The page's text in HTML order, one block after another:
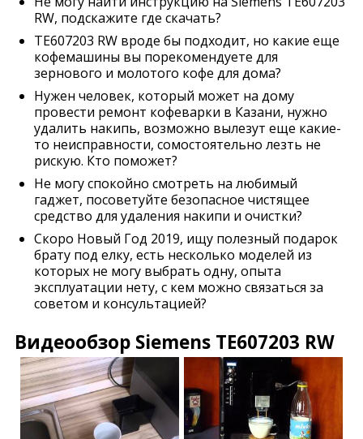
RW, подскажите где скачать?
TE607203 RW вроде бы подходит, но какие еще
кофемашины вы порекомендуете для
зернового и молотого кофе для дома?
Нужен человек, который может на дому
провести ремонт кофеварки в Казани, нужно
удалить накипь, возможно вылезут еще какие-
то неисправности, сомостоятельно лезть не
рискую. Кто поможет?
Не могу спокойно смотреть на любимый
гаджет, посоветуйте безопасное чистящее
средство для удаления накипи и очистки?
Скоро Новый Год 2019, ищу полезный подарок
брату под елку, есть несколько моделей из
которых не могу выбрать одну, опыта
эксплуатации нету, с кем можно связаться за
советом и консультацией?
Видеообзор Siemens TE607203 RW